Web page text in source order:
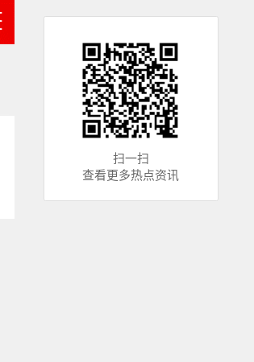
扫一扫
查看更多热点资讯